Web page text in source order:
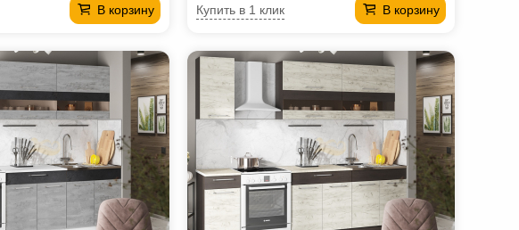
В корзину В корзину
Купить в 1 клик